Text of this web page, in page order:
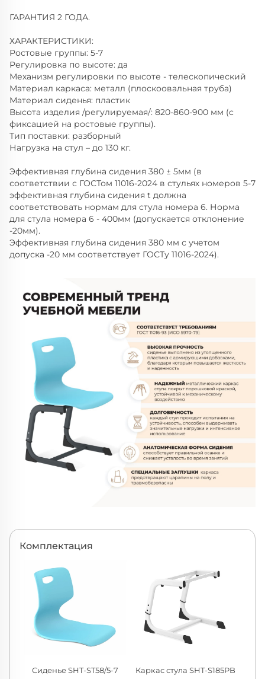
ГАРАНТИЯ 2 ГОДА.
ХАРАКТЕРИСТИКИ:
Ростовые группы: 5-7
Регулировка по высоте: да
Механизм регулировки по высоте - телескопический
Материал каркаса: металл (плоскоовальная труба)
Материал сиденья: пластик
Высота изделия /регулируемая/: 820-860-900 мм (с
фиксацией на ростовые группы).
Тип поставки: разборный
Нагрузка на стул – до 130 кг.
Эффективная глубина сидения 380 ± 5мм (в
соответствии с ГОСТом 11016-2024 в стульях номеров 5-7
эффективная глубина сидения t должна
соответствовать нормам для стула номера 6. Норма
для стула номера 6 - 400мм (допускается отклонение
-20мм).
Эффективная глубина сидения 380 мм с учетом
допуска -20 мм соответствует ГОСТу 11016-2024).
Комплектация
Сиденье SHT-ST58/5-7 Каркас стула SHT-S185PB